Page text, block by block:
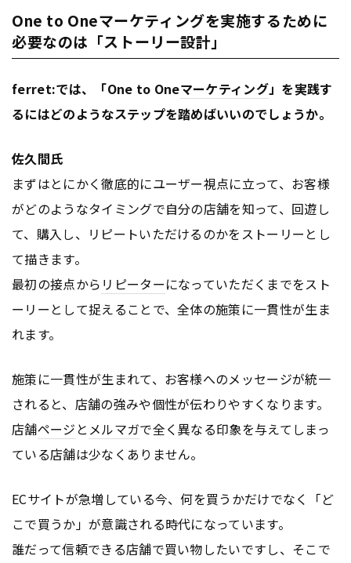
One to Oneマーケティングを実施するために
必要なのは「ストーリー設計」
ferret:では、「One to Oneマーケティング」を実践す
るにはどのようなステップを踏めばいいのでしょうか。
佐久間氏
まずはとにかく徹底的にユーザー視点に立って、お客様
がどのようなタイミングで自分の店舗を知って、回遊し
て、購入し、リピートいただけるのかをストーリーとし
て描きます。
最初の接点から リピーターになっていただくまでをスト
ーリーとして捉えることで、全体の施策に一貫性が生ま
れます。
施策に一貫性が生まれて、お客様へのメッセージが統一
されると、店舗の強みや個性が伝わりやすくなります。
店舗ページ と メルマガで全く異なる印象を与えてしまっ
ている店舗は少なくありません。
ECサイトが急増している今、何を買うかだけでなく「ど
こで買うか」が意識される時代になっています。
誰だって信頼できる店舗で買い物したいですし、そこで